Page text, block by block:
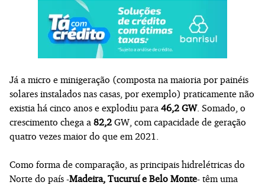
Já a micro e minigeração (composta na maioria por painéis
solares instalados nas casas, por exemplo) praticamente não
existia há cinco anos e explodiu para 46,2 GW. Somado, o
crescimento chega a 82,2 GW, com capacidade de geração
quatro vezes maior do que em 2021.
Como forma de comparação, as principais hidrelétricas do
Norte do país -Madeira, Tucuruí e Belo Monte- têm uma